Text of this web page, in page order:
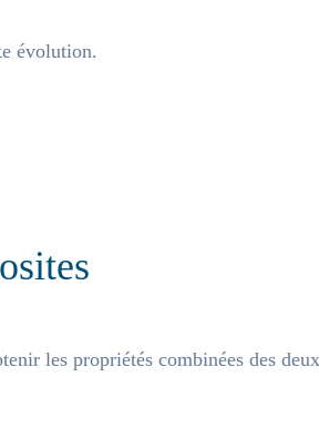
évolution.
les propriétés combinées des